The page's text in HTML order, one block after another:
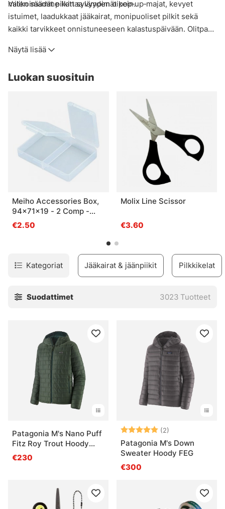
miten säädät pilkin syvyyden oikein.
Valikoimamme kattaa lämpimät pop‑up‑majat, kevyet
istuimet, laadukkaat jääkairat, monipuoliset pilkit sekä
kaikki tarvikkeet onnistuneeseen kalastuspäivään. Olitpa
jääkalastukseen suomalaisilla vesillä.
Näytä lisää
Luokan suosituin
Meiho Accessories Box,
94x71x19 - 2 Comp -
Clear
€2.50
Molix Line Scissor
€3.60
Kategoriat Jääkairat & jäänpiikit Pilkkikelat
Suodattimet 3023 Tuotteet
Patagonia M's Nano Puff
Fitz Roy Trout Hoody
OLGG
€230
Arvio: (2)
Patagonia M's Down
Sweater Hoody FEG
€300